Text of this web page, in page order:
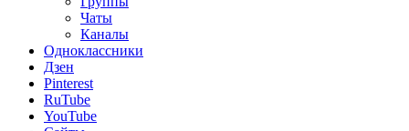
Чаты
Каналы
Одноклассники
Дзен
Pinterest
RuTube
YouTube